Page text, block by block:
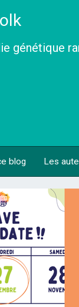
génétique
blog Les